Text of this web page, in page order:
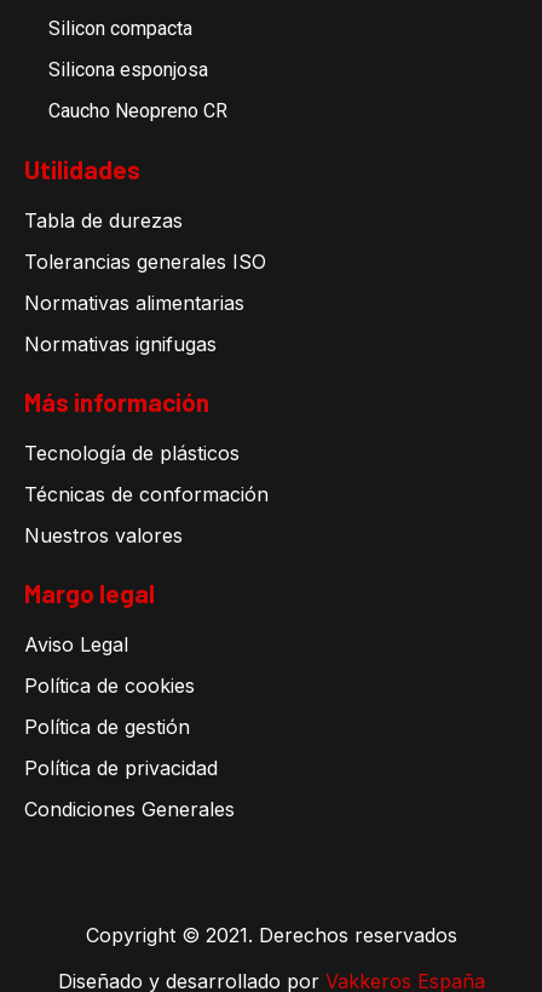
Silicon compacta
Silicona esponjosa
Caucho Neopreno CR
Utilidades
Tabla de durezas
Tolerancias generales ISO
Normativas alimentarias
Normativas ignifugas
Más información
Tecnología de plásticos
Técnicas de conformación
Nuestros valores
Margo legal
Aviso Legal
Política de cookies
Política de gestión
Política de privacidad
Condiciones Generales
Copyright © 2021. Derechos reservados
Diseñado y desarrollado por Vakkeros España